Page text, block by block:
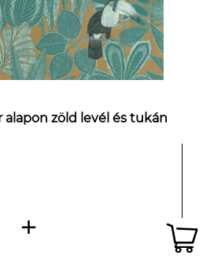
zöld levél és tukán